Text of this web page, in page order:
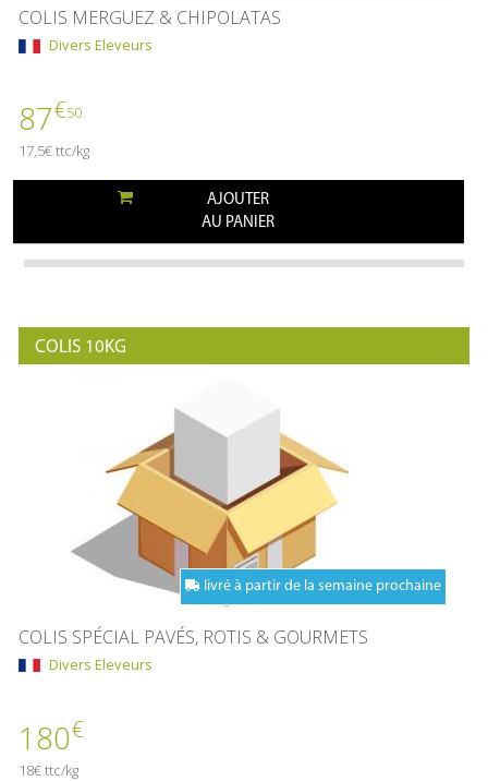
COLIS MERGUEZ & CHIPOLATAS
Divers Eleveurs
87€50
17,5€ ttc/kg
AJOUTER
AU PANIER
COLIS 10KG
livré à partir de la semaine prochaine
COLIS SPÉCIAL PAVÉS, ROTIS & GOURMETS
Divers Eleveurs
180€
18€ ttc/kg